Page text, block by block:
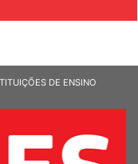
DE ENSINO